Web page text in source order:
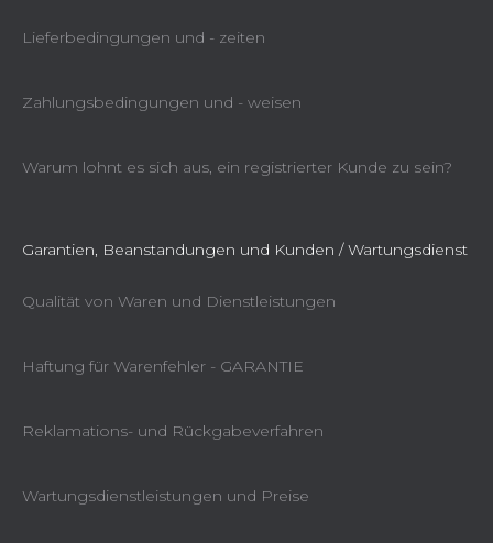
Lieferbedingungen und - zeiten
Zahlungsbedingungen und - weisen
Warum lohnt es sich aus, ein registrierter Kunde zu sein?
Garantien, Beanstandungen und Kunden / Wartungsdienst
Qualität von Waren und Dienstleistungen
Haftung für Warenfehler - GARANTIE
Reklamations- und Rückgabeverfahren
Wartungsdienstleistungen und Preise